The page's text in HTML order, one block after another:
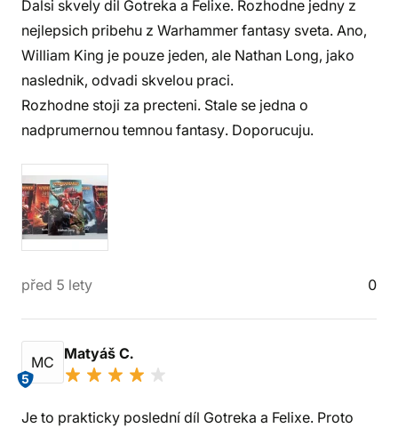
Dalsi skvely dil Gotreka a Felixe. Rozhodne jedny z
nejlepsich pribehu z Warhammer fantasy sveta. Ano,
William King je pouze jeden, ale Nathan Long, jako
naslednik, odvadi skvelou praci.
Rozhodne stoji za precteni. Stale se jedna o
nadprumernou temnou fantasy. Doporucuju.
před 5 lety 0
MC
5
Matyáš C.
Je to prakticky poslední díl Gotreka a Felixe. Proto